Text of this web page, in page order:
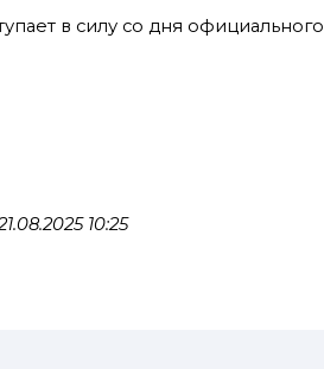
в силу со дня
10:25